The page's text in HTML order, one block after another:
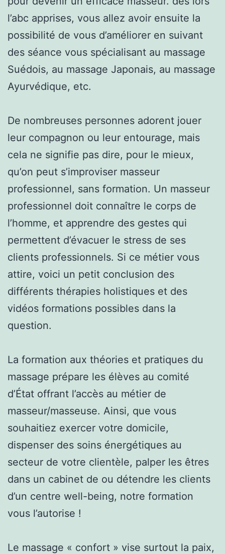
l’abc apprises, vous allez avoir ensuite la
possibilité de vous d’améliorer en suivant
des séance vous spécialisant au massage
Suédois, au massage Japonais, au massage
Ayurvédique, etc.
De nombreuses personnes adorent jouer
leur compagnon ou leur entourage, mais
cela ne signifie pas dire, pour le mieux,
qu’on peut s’improviser masseur
professionnel, sans formation. Un masseur
professionnel doit connaître le corps de
l’homme, et apprendre des gestes qui
permettent d’évacuer le stress de ses
clients professionnels. Si ce métier vous
attire, voici un petit conclusion des
différents thérapies holistiques et des
vidéos formations possibles dans la
question.
La formation aux théories et pratiques du
massage prépare les élèves au comité
d’État offrant l’accès au métier de
masseur/masseuse. Ainsi, que vous
souhaitiez exercer votre domicile,
dispenser des soins énergétiques au
secteur de votre clientèle, palper les êtres
dans un cabinet de ou détendre les clients
d’un centre well-being, notre formation
vous l’autorise !
Le massage « confort » vise surtout la paix,